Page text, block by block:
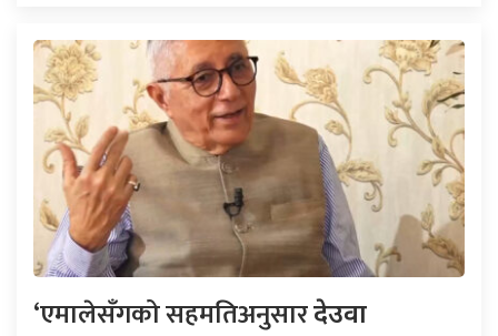
‘एमालेसँगको सहमतिअनुसारदेउवा